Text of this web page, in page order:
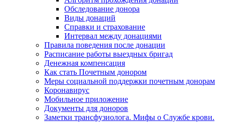
Обследование донора
Виды донаций
Справки и страхование
Интервал между донациями
Правила поведения после донации
Расписание работы выездных бригад
Денежная компенсация
Как стать Почетным донором
Меры социальной поддержки почетным донорам
Коронавирус
Мобильное приложение
Документы для доноров
Заметки трансфузиолога. Мифы о Службе крови.